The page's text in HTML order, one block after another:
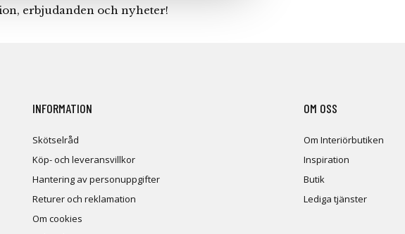
erbjudanden och nyheter!
INFORMATION
Skötselråd
Köp- och leveransvillkor
Hantering av personuppgifter
Returer och reklamation
Om cookies
OM OSS
Om Interiörbutiken
Inspiration
Butik
Lediga tjänster